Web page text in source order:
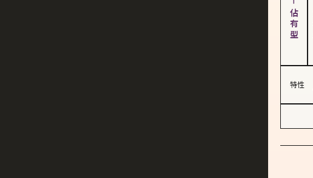
特性